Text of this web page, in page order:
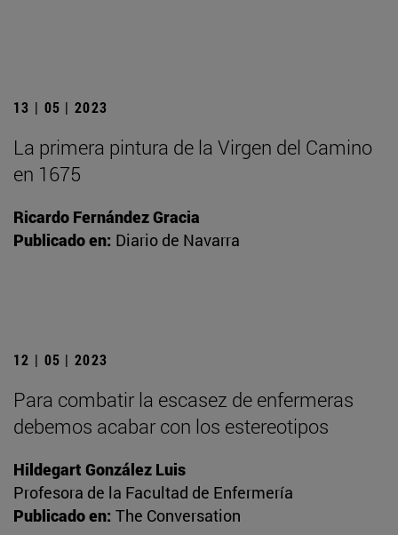
13 | 05 | 2023
La primera pintura de la Virgen del Camino
en 1675
Ricardo Fernández Gracia
Publicado en: Diario de Navarra
12 | 05 | 2023
Para combatir la escasez de enfermeras
debemos acabar con los estereotipos
Hildegart González Luis
Profesora de la Facultad de Enfermería
Publicado en: The Conversation